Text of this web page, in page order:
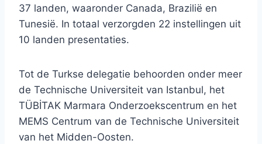
37 landen, waaronder Canada, Brazilië en
Tunesië. In totaal verzorgden 22 instellingen uit
10 landen presentaties.
Tot de Turkse delegatie behoorden onder meer
de Technische Universiteit van Istanbul, het
TÜBİTAK Marmara Onderzoekscentrum en het
MEMS Centrum van de Technische Universiteit
van het Midden-Oosten.